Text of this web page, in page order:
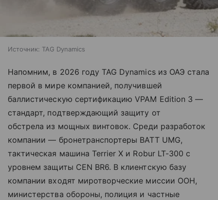
Источник: TAG Dynamics
Напомним, в 2026 году TAG Dynamics из ОАЭ стала
первой в мире компанией, получившей
баллистическую сертификацию VPAM Edition 3 —
стандарт, подтверждающий защиту от
обстрела из мощных винтовок. Среди разработок
компании — бронетранспортеры BATT UMG,
тактическая машина Terrier X и Robur LT-300 с
уровнем защиты CEN BR6. В клиентскую базу
компании входят миротворческие миссии ООН,
министерства обороны, полиция и частные